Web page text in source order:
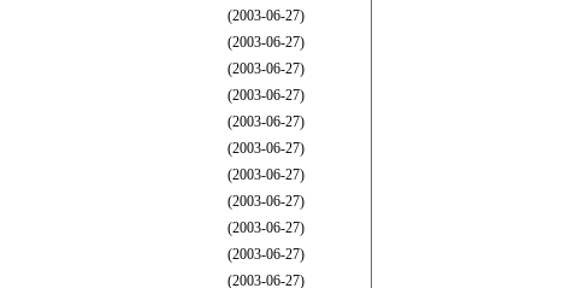
(2003-06-27)
(2003-06-27)
(2003-06-27)
(2003-06-27)
(2003-06-27)
(2003-06-27)
(2003-06-27)
(2003-06-27)
(2003-06-27)
(2003-06-27)
(2003-06-27)